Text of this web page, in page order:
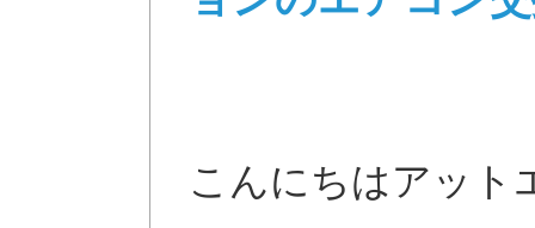
こんにちはアット